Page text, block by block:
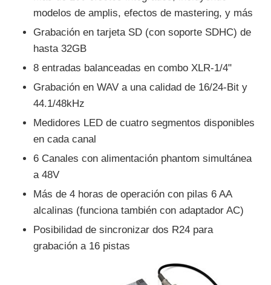
modelos de amplis, efectos de mastering, y más
Grabación en tarjeta SD (con soporte SDHC) de
hasta 32GB
8 entradas balanceadas en combo XLR-1/4"
Grabación en WAV a una calidad de 16/24-Bit y
44.1/48kHz
Medidores LED de cuatro segmentos disponibles
en cada canal
6 Canales con alimentación phantom simultánea
a 48V
Más de 4 horas de operación con pilas 6 AA
alcalinas (funciona también con adaptador AC)
Posibilidad de sincronizar dos R24 para
grabación a 16 pistas